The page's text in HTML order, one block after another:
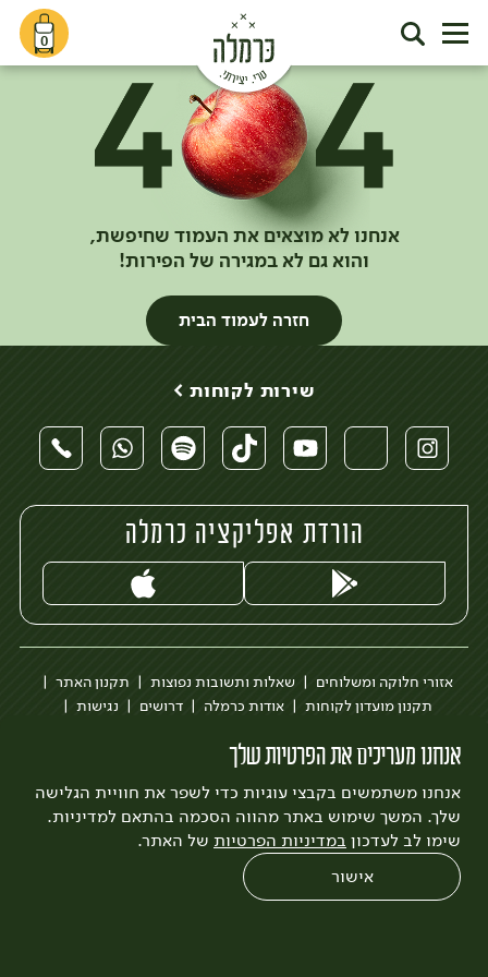
0
אנחנו לא מוצאים את העמוד שחיפשת,
והוא גם לא במגירה של הפירות!
חזרה לעמוד הבית
אנחנו מעריכים את הפרטיות שלך
אנחנו משתמשים בקבצי עוגיות כדי לשפר את חוויית הגלישה
שלך. המשך שימוש באתר מהווה הסכמה בהתאם למדיניות.
שימו לב לעדכון במדיניות הפרטיות של האתר.
אישור
שירות לקוחות >
הורדת אפליקציה כרמלה
אזורי חלוקה ומשלוחים שאלות ותשובות נפוצות
תקנון האתר
תקנון מועדון לקוחות
אודות כרמלה דרושים
נגישות
לצפייה בעדכון מדיניות פרטיות
עיצוב:3bears פיתוח:Quatro